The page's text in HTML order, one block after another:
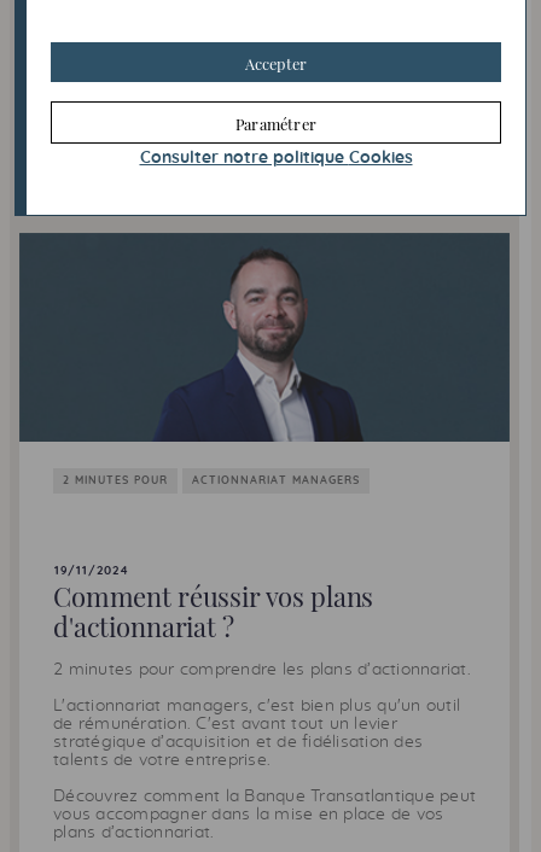
En 2 minutes, explorez les étapes essentielles pour
transformer vos aspirations en actions impactantes.
Voir la vidéo
2 MINUTES POUR ACTIONNARIAT MANAGERS
19/11/2024
Comment réussir vos plans
d'actionnariat ?
2 minutes pour comprendre les plans d’actionnariat.
L'actionnariat managers, c'est bien plus qu'un outil
de rémunération. C'est avant tout un levier
stratégique d’acquisition et de fidélisation des
talents de votre entreprise.
Découvrez comment la Banque Transatlantique peut
vous accompagner dans la mise en place de vos
plans d’actionnariat.
Accepter
Paramétrer
Consulter notre politique Cookies